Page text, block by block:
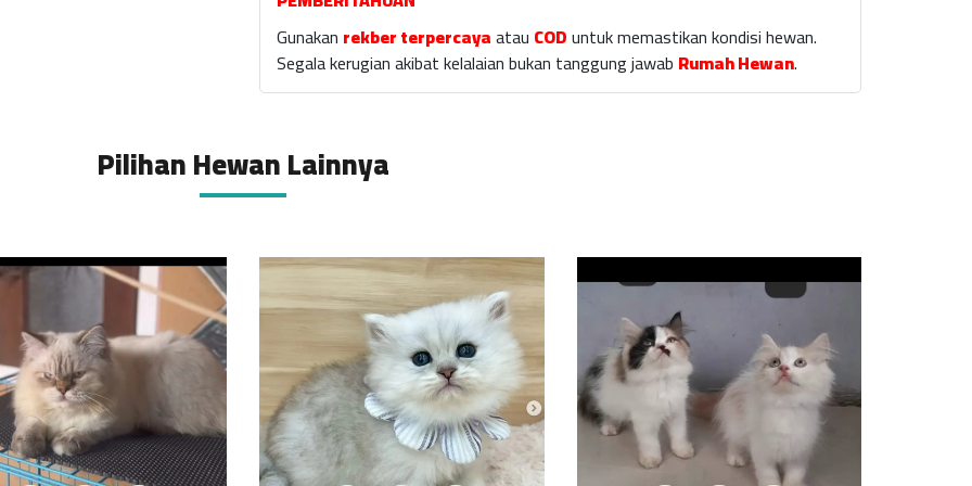
Gunakan rekber terpercayaatau CODuntuk memastikan kondisi hewan.
Segala kerugian akibat kelalaian bukan tanggung jawab Rumah Hewan.
Pilihan Hewan Lainnya